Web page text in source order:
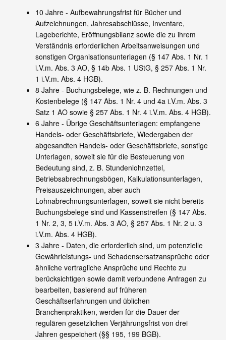
10 Jahre - Aufbewahrungsfrist für Bücher und
Aufzeichnungen, Jahresabschlüsse, Inventare,
Lageberichte, Eröffnungsbilanz sowie die zu ihrem
Verständnis erforderlichen Arbeitsanweisungen und
sonstigen Organisationsunterlagen (§ 147 Abs. 1 Nr. 1
i.V.m. Abs. 3 AO, § 14b Abs. 1 UStG, § 257 Abs. 1 Nr.
1 i.V.m. Abs. 4 HGB).
8 Jahre - Buchungsbelege, wie z. B. Rechnungen und
Kostenbelege (§ 147 Abs. 1 Nr. 4 und 4a i.V.m. Abs. 3
Satz 1 AO sowie § 257 Abs. 1 Nr. 4 i.V.m. Abs. 4 HGB).
6 Jahre - Übrige Geschäftsunterlagen: empfangene
Handels- oder Geschäftsbriefe, Wiedergaben der
abgesandten Handels- oder Geschäftsbriefe, sonstige
Unterlagen, soweit sie für die Besteuerung von
Bedeutung sind, z. B. Stundenlohnzettel,
Betriebsabrechnungsbögen, Kalkulationsunterlagen,
Preisauszeichnungen, aber auch
Lohnabrechnungsunterlagen, soweit sie nicht bereits
Buchungsbelege sind und Kassenstreifen (§ 147 Abs.
1 Nr. 2, 3, 5 i.V.m. Abs. 3 AO, § 257 Abs. 1 Nr. 2 u. 3
i.V.m. Abs. 4 HGB).
3 Jahre - Daten, die erforderlich sind, um potenzielle
Gewährleistungs- und Schadensersatzansprüche oder
ähnliche vertragliche Ansprüche und Rechte zu
berücksichtigen sowie damit verbundene Anfragen zu
bearbeiten, basierend auf früheren
Geschäftserfahrungen und üblichen
Branchenpraktiken, werden für die Dauer der
regulären gesetzlichen Verjährungsfrist von drei
Jahren gespeichert (§§ 195, 199 BGB).